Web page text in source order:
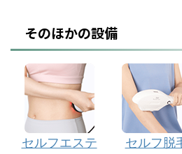
そのほかの設備
セルフエステ セルフ脱